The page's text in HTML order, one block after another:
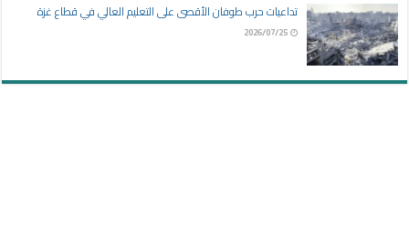
تداعيات حرب طوفان الأقصى على التعليم العالي في قطاع غزة
2026/07/25